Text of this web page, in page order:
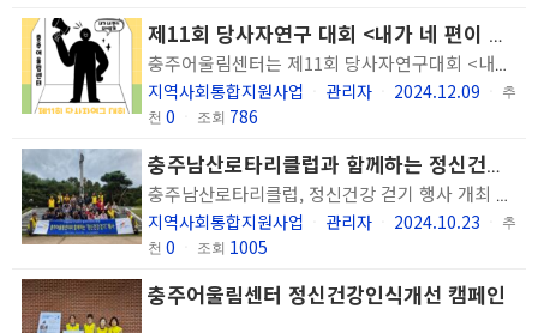
제11회 당사자연구 대회 <내가 네 편이 되어줄게> 개최
충주어울림센터는 제11회 당사자연구대회 <내가 네 편이 되어줄게>를 개최하였습니다. 마음껏 자신의 고생 이야기를 표현하고 현재의 어려움을 나누며 함께 고민하고 위로와 격려를 나누는 일정을 진행하였습니다. 또한 당사자연구를 진행한 이용인이 연구 결과를 발표하여 동료 당사자들에게 증상에 대처하는 노하우를 공유하고 당사자연구 활동에 더 많은 이용인이 함께 하도록 독려하였습니다. 앞으로도 지속적인 당사자연구 활동을 통해 이용인분들의 건강한 삶을 지원하겠습니다.
지역사회통합지원사업 관리자 2024.12.09
추
천 0 조회 786
충주남산로타리클럽과 함께하는 정신건강 걷기 행사 개최
충주남산로타리클럽, 정신건강 걷기 행사 개최 충주어울림센터와 함께하는 소통과 치유의 시간 충주남산로타리클럽과 숭덕원 충주어울림센터 관계자들이 탄금대 일원에서 정신건강 걷기 행사를 진행한 뒤 기념사진을 찍고 있다. ⓒ충주어울림센터 ［충북일보］ 충주남산로타리클럽과 사회복지법인 숭덕원 충주어울림센터는 최근 탄금대 일원에서 정신건강 걷기 행사를 공동으로 진행했다. 이번 행사는 남산로타리클럽 회원들과 충주어울림센터 이용인들이 함께 탄금대를 걸으며, 정신건강 증진을 도모하는 뜻깊은 시간으로 꾸며졌다. 남산로타리클럽은 이번 행사를 위해 150만원의 후원금을 제공했으며, 걷기 후 점심식사와 기념품 증정으로 행사를 마무리했다. 김용만 회장은 "좋은 날씨 속에서 뜻깊은 행사를 함께할 수 있어 기쁘다"며 "앞으로도 충주어울림센터와의 지속적인 협력을 약속한다"고 말했다. 한편, 충주어울림센터는 정신질환을 가진 사람들의 사회참여와 회복을 돕는 다양한 프로그램을 제공하며, 지역 주민들에게 정신건강에 대한 인식을 개선하는 데 기여하고 있다. 충주 / 윤호노기자
지역사회통합지원사업 관리자 2024.10.23
추
천 0 조회 1005
충주어울림센터 정신건강인식개선 캠페인